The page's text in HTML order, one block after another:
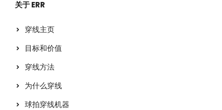
关于 ERR
穿线主页
目标和价值
穿线方法
为什么穿线
球拍穿线机器